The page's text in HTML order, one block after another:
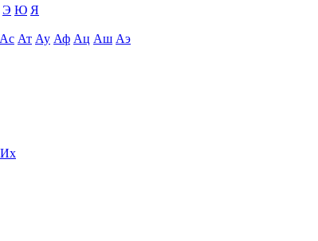
Э Ю Я
Ас Ат Ау Аф Ац Аш Аэ
Их